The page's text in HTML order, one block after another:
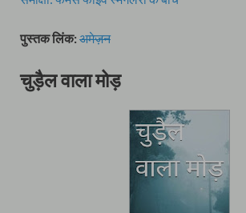
पुस्तक लिंक:अमेज़न
चुड़ैल वाला मोड़